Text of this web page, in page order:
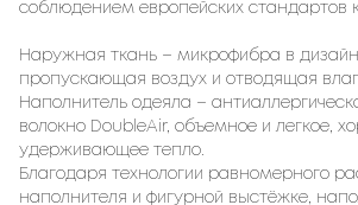
соблюдением европейских стандартов
Наружная ткань – микрофибра в
пропускающая воздух и отводящая
Наполнитель одеяла –
волокно DoubleAir, объемное и легкое,
удерживающее тепло.
Благодаря технологии равномерного
наполнителя и фигурной выстёжке,